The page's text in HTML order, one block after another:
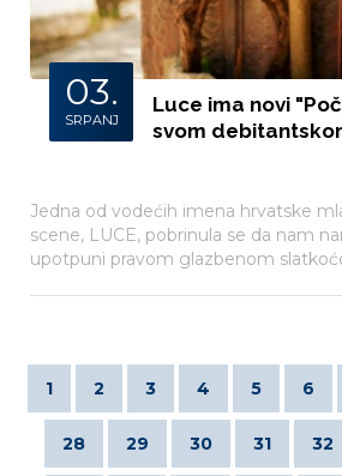
03.
SRPANJ
Luce ima novi
svom
Jedna od vodećih imena hrvatske
scene, LUCE, pobrinula se da nam
upotpuni pravom glazbenom
1 2 3 4 5 6
28 29 30 31 32